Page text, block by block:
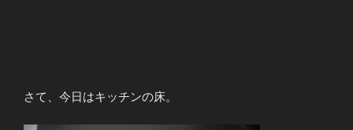
さて、今日はキッチンの床。